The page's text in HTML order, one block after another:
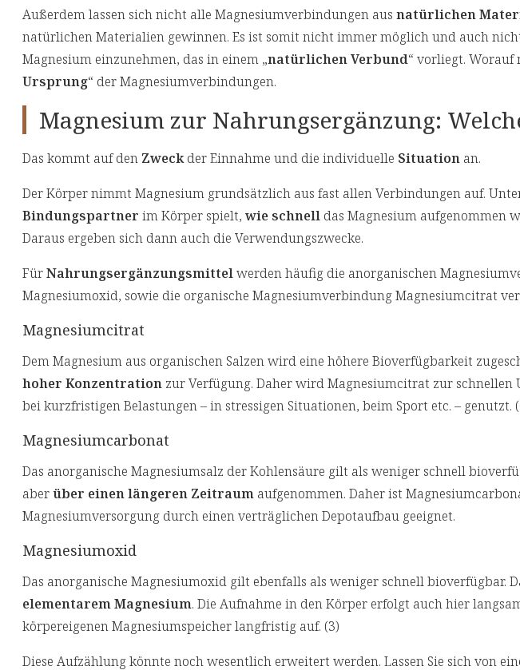
Außerdem lassen sich nicht alle Magnesiumverbindungen aus natürlichen
natürlichen Materialien gewinnen. Es ist somit nicht immer möglich und auch
Magnesium einzunehmen, das in einem „natürlichen Verbund“ vorliegt. Worauf
Ursprung“ der Magnesiumverbindungen.
Magnesium zur Nahrungsergänzung:
Das kommt auf den Zweckder Einnahme und die individuelle Situation an.
Der Körper nimmt Magnesium grundsätzlich aus fast allen Verbindungen auf.
Bindungspartner im Körper spielt, wie schnell das Magnesium aufgenommen
Daraus ergeben sich dann auch die Verwendungszwecke.
FürNahrungsergänzungsmittelwerden häufig die anorganischen
Magnesiumoxid, sowie die organische Magnesiumverbindung Magnesiumcitrat
Magnesiumcitrat
Dem Magnesium aus organischen Salzen wird eine höhere Bioverfügbarkeit
hoher Konzentration zur Verfügung. Daher wird Magnesiumcitrat zur
bei kurzfristigen Belastungen – in stressigen Situationen, beim Sport etc. – genutzt.
Magnesiumcarbonat
Das anorganische Magnesiumsalz der Kohlensäure gilt als weniger schnell
aberüber einen längeren Zeitraum aufgenommen. Daher ist
Magnesiumversorgung durch einen verträglichen Depotaufbau geeignet.
Magnesiumoxid
Das anorganische Magnesiumoxid gilt ebenfalls als weniger schnell bioverfügbar.
elementarem Magnesium. Die Aufnahme in den Körper erfolgt auch hier
körpereigenen Magnesiumspeicher langfristig auf. (3)
Diese Aufzählung könnte noch wesentlich erweitert werden. Lassen Sie sich von